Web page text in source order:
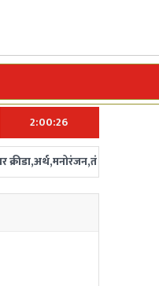
वाजलं! ५ फेब्रुवारीला मतदान, ७
2:00:27